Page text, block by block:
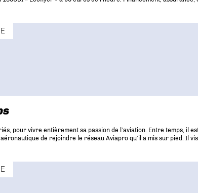
pour vivre entièrement sa passion de l’aviation. Entre temps, il
de rejoindre le réseau Aviapro qu’il a mis sur pied. Il